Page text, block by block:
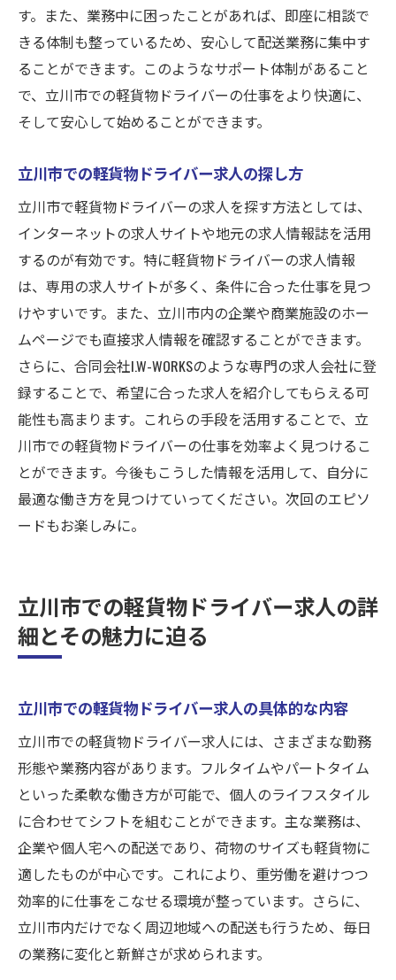
す。また、業務中に困ったことがあれば、即座に相談で
きる体制も整っているため、安心して配送業務に集中す
ることができます。このようなサポート体制があること
で、立川市での軽貨物ドライバーの仕事をより快適に、
そして安心して始めることができます。
立川市での軽貨物ドライバー求人の探し方
立川市で軽貨物ドライバーの求人を探す方法としては、
インターネットの求人サイトや地元の求人情報誌を活用
するのが有効です。特に軽貨物ドライバーの求人情報
は、専用の求人サイトが多く、条件に合った仕事を見つ
けやすいです。また、立川市内の企業や商業施設のホー
ムページでも直接求人情報を確認することができます。
さらに、合同会社I.W-WORKSのような専門の求人会社に登
録することで、希望に合った求人を紹介してもらえる可
能性も高まります。これらの手段を活用することで、立
川市での軽貨物ドライバーの仕事を効率よく見つけるこ
とができます。今後もこうした情報を活用して、自分に
最適な働き方を見つけていってください。次回のエピソ
ードもお楽しみに。
立川市での軽貨物ドライバー求人の詳
細とその魅力に迫る
立川市での軽貨物ドライバー求人の具体的な内容
立川市での軽貨物ドライバー求人には、さまざまな勤務
形態や業務内容があります。フルタイムやパートタイム
といった柔軟な働き方が可能で、個人のライフスタイル
に合わせてシフトを組むことができます。主な業務は、
企業や個人宅への配送であり、荷物のサイズも軽貨物に
適したものが中心です。これにより、重労働を避けつつ
効率的に仕事をこなせる環境が整っています。さらに、
立川市内だけでなく周辺地域への配送も行うため、毎日
の業務に変化と新鮮さが求められます。